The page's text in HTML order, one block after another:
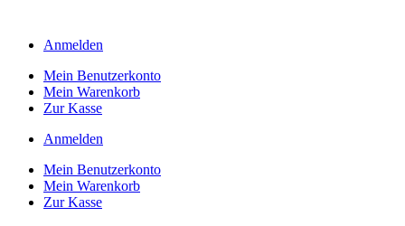
Anmelden
Mein Benutzerkonto
Mein Warenkorb
Zur Kasse
Anmelden
Mein Benutzerkonto
Mein Warenkorb
Zur Kasse